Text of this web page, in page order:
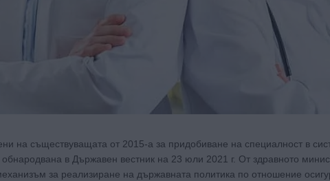
на съществуващата от 2015-а за придобиване на специалност в
в Държавен вестник на 23 юли 2021 г. От здравното
за реализиране на държавната политика по отношение